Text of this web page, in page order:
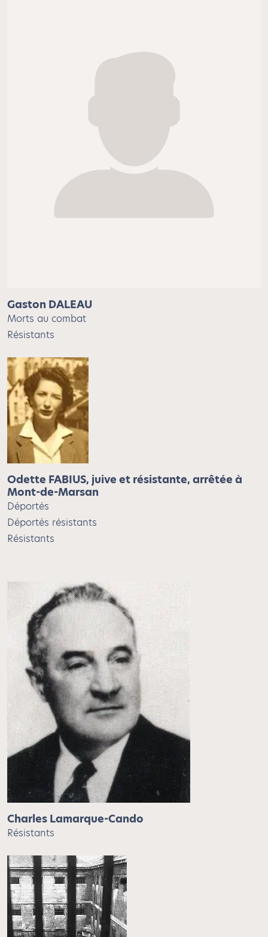
Gaston DALEAU
Morts au combat
Résistants
Odette FABIUS, juive et résistante, arrêtée à
Mont-de-Marsan
Déportés
Déportés résistants
Résistants
Charles Lamarque-Cando
Résistants